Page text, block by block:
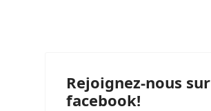
Rejoignez-nous sur
facebook!